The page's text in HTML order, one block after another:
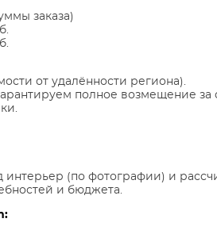
заказа)
от удалённости региона).
полное возмещение за
интерьер (по фотографии) и
и бюджета.